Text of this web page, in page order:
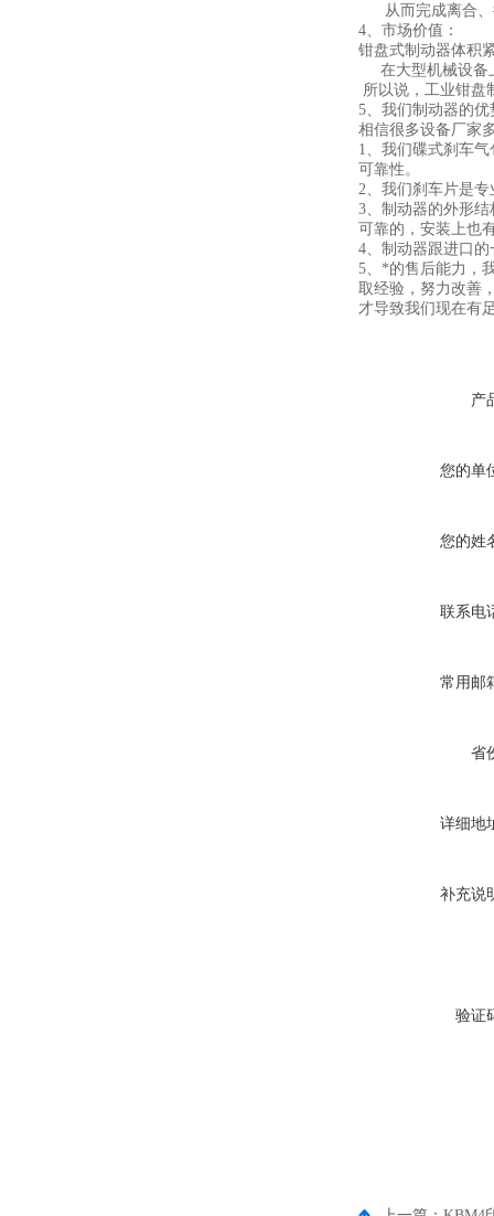
从而完成离合、
4、市场价值：
钳盘式制动器体积
在大型机械设备
所以说，工业钳盘
5、我们制动器的优
相信很多设备厂家
1、我们碟式刹车
可靠性。
2、我们刹车片是
3、制动器的外形
可靠的，安装上也
4、制动器跟进口
5、*的售后能力，
取经验，努力改善
才导致我们现在有
产
您的单
您的姓
联系电
常用邮
省
详细地
补充说
验证